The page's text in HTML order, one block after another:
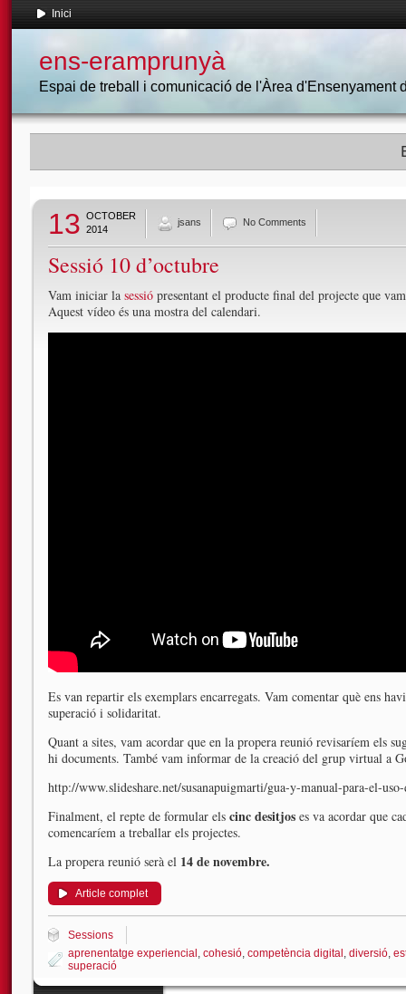
Inici
ens-eramprunyà
Espai de treball i comunicació de l'Àrea d'Ensenyament
13 OCTOBER
2014
jsans No Comments
Sessió 10 d’octubre
Vam iniciar la sessió presentant el producte final del projecte que
Aquest vídeo és una mostra del calendari.
Es van repartir els exemplars encarregats. Vam comentar què ens
superació i solidaritat.
Quant a sites, vam acordar que en la propera reunió revisaríem els
hi documents. També vam informar de la creació del grup virtual a
http://www.slideshare.net/susanapuigmarti/gua-y-manual-para-el-
Finalment, el repte de formular els cinc desitjos es va acordar que
comencaríem a treballar els projectes.
La propera reunió serà el 14 de novembre.
Article complet
Sessions
aprenentatge experiencial , cohesió, competència digital , diversió,
superació